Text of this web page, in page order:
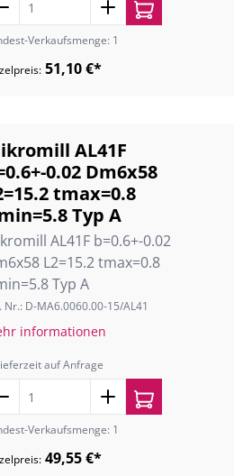
Verkaufsmenge: 1
51,10 €*
AL41F
0.02 Dm6x58
tmax=0.8
Dmin=5.8 Typ A
AL41F b=0.6+-0.02
tmax=0.8
Dmin=5.8 Typ A
Nr.: D-MA6.0060.00-15/AL41
informationen
auf Anfrage
Verkaufsmenge: 1
49,55 €*